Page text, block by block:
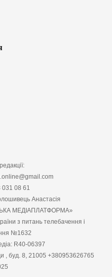
031 08 61
Анастасія
МЕДІАПЛАТФОРМА»
з питань телебачення і
№1632
R40-06397
, буд. 8, 21005 +380953626765